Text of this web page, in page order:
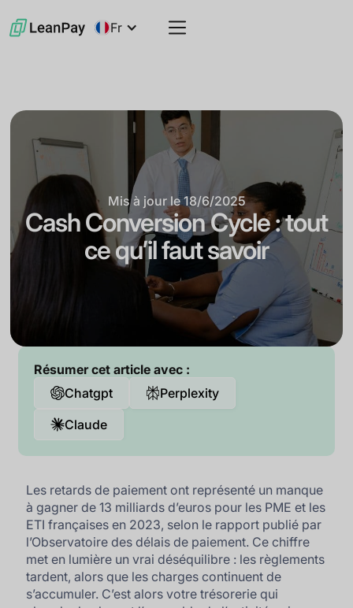
Fr
Mis à jour le 18/6/2025
Cash Conversion Cycle : tout
ce qu’il faut savoir
Résumer cet article avec :
Chatgpt
Perplexity
Claude
Les retards de paiement ont représenté un manque
à gagner de 13 milliards d’euros pour les PME et les
ETI françaises en 2023, selon le rapport publié par
l’Observatoire des délais de paiement. Ce chiffre
met en lumière un vrai déséquilibre : les règlements
tardent, alors que les charges continuent de
s’accumuler. C’est alors votre trésorerie qui